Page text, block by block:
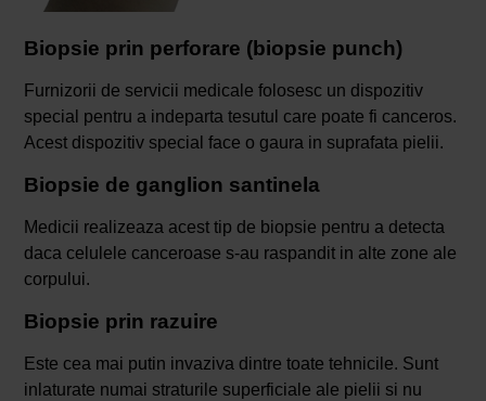
Biopsie prin perforare (biopsie punch)
Furnizorii de servicii medicale folosesc un dispozitiv
special pentru a indeparta tesutul care poate fi canceros.
Acest dispozitiv special face o gaura in suprafata pielii.
Biopsie de ganglion santinela
Medicii realizeaza acest tip de biopsie pentru a detecta
daca celulele canceroase s-au raspandit in alte zone ale
corpului.
Biopsie prin razuire
Este cea mai putin invaziva dintre toate tehnicile. Sunt
inlaturate numai straturile superficiale ale pielii si nu